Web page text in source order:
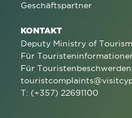
Geschäftspartner
KONTAKT
Deputy Ministry of Tourism
Für
Für
T: (+357) 22691100